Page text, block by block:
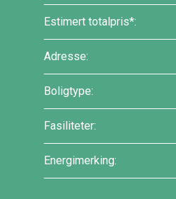
Estimert totalpris*:
Adresse:
Boligtype:
Fasiliteter:
Energimerking: